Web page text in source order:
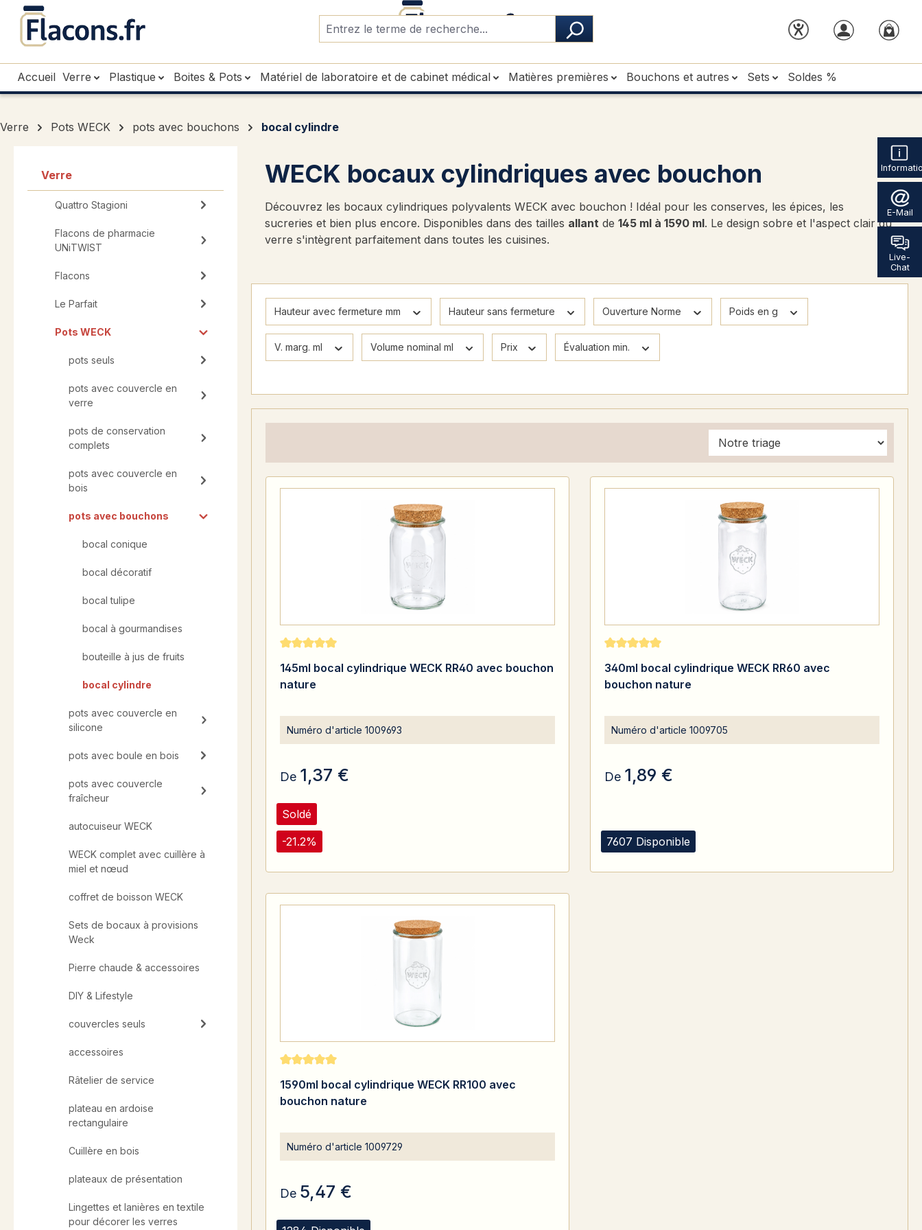
au contenu principal
Passer à la recherche
Passer à la navigation principale
E-Mail
Live-
Chat
Accueil Verre Plastique Boites & Pots Matériel de laboratoire et de cabinet médical Matières premières Bouchons et autres Sets Soldes %
Verre Pots WECK pots avec bouchons bocal cylindre
Verre
Quattro Stagioni
Flacons de pharmacie
UNiTWIST
Flacons
Le Parfait
Pots WECK
pots seuls
pots avec couvercle en
verre
pots de conservation
complets
pots avec couvercle en
bois
pots avec bouchons
bocal conique
bocal décoratif
bocal tulipe
bocal à gourmandises
bouteille à jus de fruits
bocal cylindre
pots avec couvercle en
silicone
pots avec boule en bois
pots avec couvercle
fraîcheur
autocuiseur WECK
WECK complet avec cuillère à
miel et nœud
coffret de boisson WECK
Sets de bocaux à provisions
Weck
Pierre chaude & accessoires
DIY & Lifestyle
couvercles seuls
accessoires
Râtelier de service
plateau en ardoise
rectangulaire
Cuillère en bois
plateaux de présentation
Lingettes et lanières en textile
pour décorer les verres
WECK bocaux cylindriques avec bouchon
Découvrez les bocaux cylindriques polyvalents WECK avec bouchon ! Idéal pour les conserves, les épices, les
sucreries et bien plus encore. Disponibles dans des tailles allant de 145 ml à 1590 ml. Le design sobre et l'aspect clair du
verre s'intègrent parfaitement dans toutes les cuisines.
Hauteur avec fermeture mm Hauteur sans fermeture Ouverture Norme Poids en g
V. marg. ml Volume nominal ml Prix Évaluation min.
Soldé
-21.2%
Note moyenne de 5 sur 5 étoiles
145ml bocal cylindrique WECK RR40 avec bouchon
nature
Numéro d'article 1009693
De 1,37 €
7607 Disponible
Note moyenne de 5 sur 5 étoiles
340ml bocal cylindrique WECK RR60 avec
bouchon nature
Numéro d'article 1009705
De 1,89 €
Note moyenne de 5 sur 5 étoiles
1590ml bocal cylindrique WECK RR100 avec
bouchon nature
Numéro d'article 1009729
De 5,47 €